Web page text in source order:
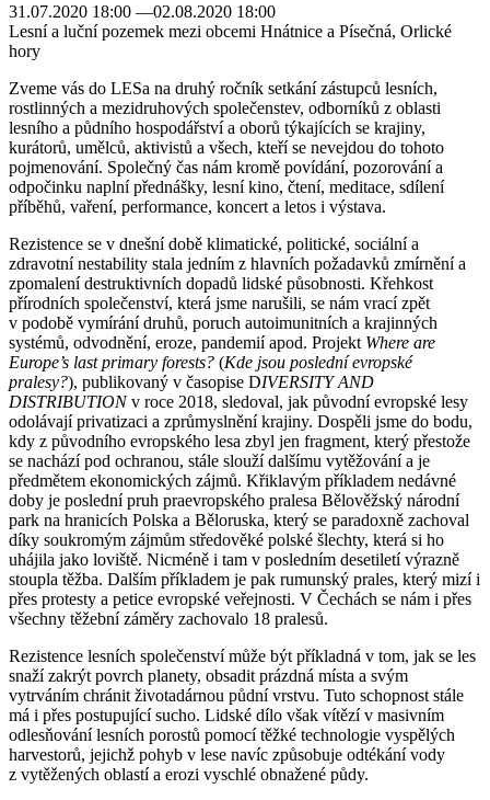
31.07.2020 18:00 —02.08.2020 18:00
Lesní a luční pozemek mezi obcemi Hnátnice a Písečná, Orlické
hory
Zveme vás do LESa na druhý ročník setkání zástupců lesních,
rostlinných a mezidruhových společenstev, odborníků z oblasti
lesního a půdního hospodářství a oborů týkajících se krajiny,
kurátorů, umělců, aktivistů a všech, kteří se nevejdou do tohoto
pojmenování. Společný čas nám kromě povídání, pozorování a
odpočinku naplní přednášky, lesní kino, čtení, meditace, sdílení
příběhů, vaření, performance, koncert a letos i výstava.
Rezistence se v dnešní době klimatické, politické, sociální a
zdravotní nestability stala jedním z hlavních požadavků zmírnění a
zpomalení destruktivních dopadů lidské působnosti. Křehkost
přírodních společenství, která jsme narušili, se nám vrací zpět
v podobě vymírání druhů, poruch autoimunitních a krajinných
systémů, odvodnění, eroze, pandemií apod. Projekt Where are
Europe’s last primary forests? (Kde jsou poslední evropské
pralesy?), publikovaný v časopise DIVERSITY AND
DISTRIBUTIONv roce 2018, sledoval, jak původní evropské lesy
odolávají privatizaci a zprůmyslnění krajiny. Dospěli jsme do bodu,
kdy z původního evropského lesa zbyl jen fragment, který přestože
se nachází pod ochranou, stále slouží dalšímu vytěžování a je
předmětem ekonomických zájmů. Křiklavým příkladem nedávné
doby je poslední pruh praevropského pralesa Bělověžský národní
park na hranicích Polska a Běloruska, který se paradoxně zachoval
díky soukromým zájmům středověké polské šlechty, která si ho
uhájila jako loviště. Nicméně i tam v posledním desetiletí výrazně
stoupla těžba. Dalším příkladem je pak rumunský prales, který mizí i
přes protesty a petice evropské veřejnosti. V Čechách se nám i přes
všechny těžební záměry zachovalo 18 pralesů.
Rezistence lesních společenství může být příkladná v tom, jak se les
snaží zakrýt povrch planety, obsadit prázdná místa a svým
vytrváním chránit životadárnou půdní vrstvu. Tuto schopnost stále
má i přes postupující sucho. Lidské dílo však vítězí v masivním
odlesňování lesních porostů pomocí těžké technologie vyspělých
harvestorů, jejichž pohyb v lese navíc způsobuje odtékání vody
z vytěžených oblastí a erozi vyschlé obnažené půdy.